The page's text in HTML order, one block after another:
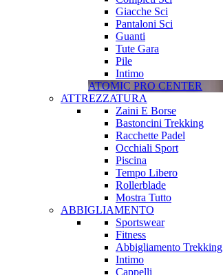
Giacche Sci
Pantaloni Sci
Guanti
Tute Gara
Pile
Intimo
ATOMIC PRO CENTER
ATTREZZATURA
Zaini E Borse
Bastoncini Trekking
Racchette Padel
Occhiali Sport
Piscina
Tempo Libero
Rollerblade
Mostra Tutto
ABBIGLIAMENTO
Sportswear
Fitness
Abbigliamento Trekking
Intimo
Cappelli